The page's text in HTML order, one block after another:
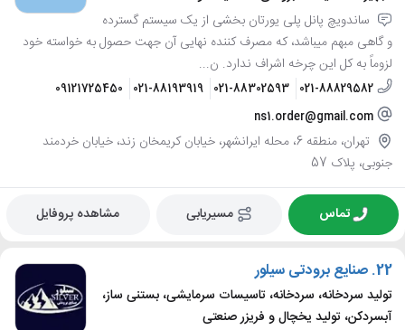
ساندویچ پانل پلی یورتان بخشی از یک سیستم گسترده
و گاهی مبهم میباشد، که مصرف کننده نهایی آن جهت حصول به خواسته خود
لزوماً به کل این چرخه اشراف ندارد. ن...
021-88829582
021-88302593
021-88193919
09121725450
ns1.order@gmail.com
تهران، منطقه 6، محله ایرانشهر، خیابان کریمخان زند، خیابان خردمند
جنوبی، پلاک 57
تماس مسیریابی مشاهده پروفایل
22. صنایع برودتی سیلور
تولید سردخانه، سردخانه، تاسیسات سرمایشی، بستنی ساز،
آبسردکن، تولید یخچال و فریزر صنعتی